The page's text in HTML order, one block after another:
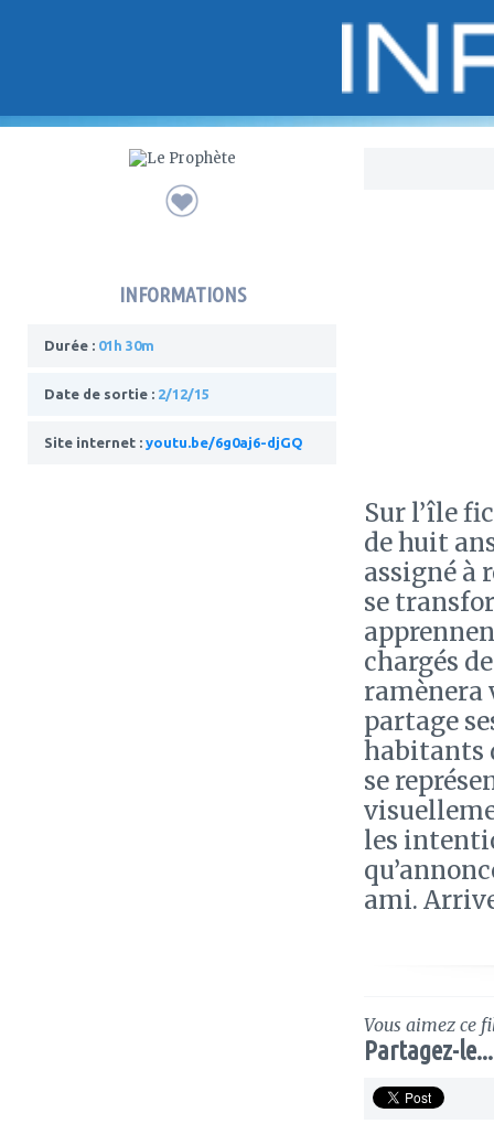
INFORMATIONS
Durée : 01h 30m
Date de sortie : 2/12/15
Site internet : youtu.be/6g0aj6-djGQ
Sur l’île
de huit
assigné à
se
chargés
ramènera
partage
habitants
se
les
ami.
Vous aimez ce
Partagez-le...